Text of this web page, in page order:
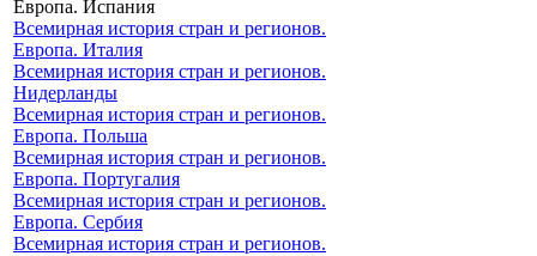
Европа. Испания
Всемирная история стран и регионов.
Европа. Италия
Всемирная история стран и регионов.
Нидерланды
Всемирная история стран и регионов.
Европа. Польша
Всемирная история стран и регионов.
Европа. Португалия
Всемирная история стран и регионов.
Европа. Сербия
Всемирная история стран и регионов.